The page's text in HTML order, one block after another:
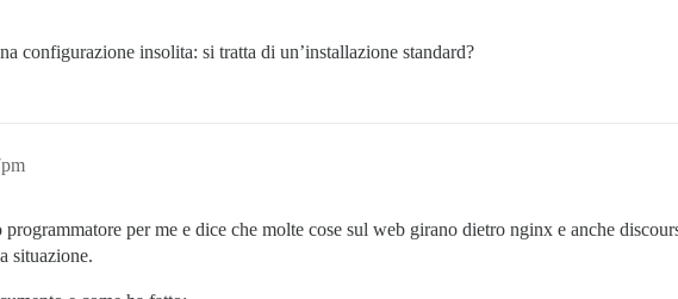
configurazione insolita: si tratta di un’installazione standard?
per me e dice che molte cose sul web girano dietro nginx e anche
situazione.